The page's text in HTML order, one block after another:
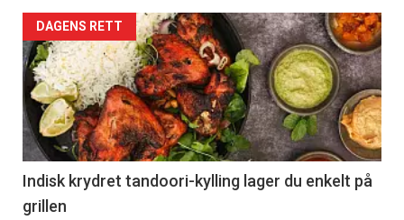
DAGENS RETT
Indisk krydret tandoori-kylling lager du enkelt på
grillen